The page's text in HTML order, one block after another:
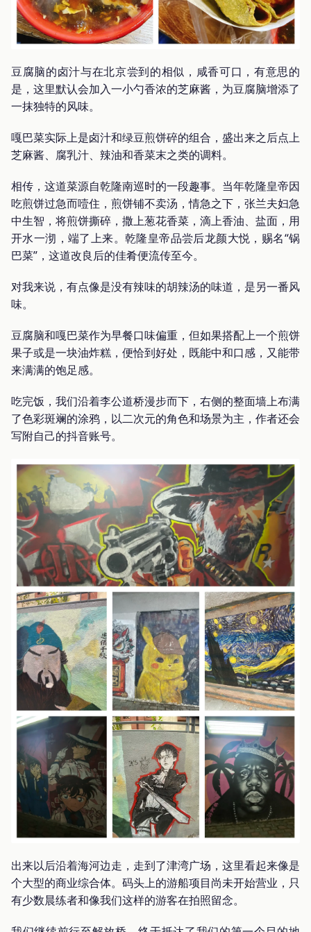
豆腐脑的卤汁与在北京尝到的相似，咸香可口，有意思的
是，这里默认会加入一小勺香浓的芝麻酱，为豆腐脑增添了
一抹独特的风味。
嘎巴菜实际上是卤汁和绿豆煎饼碎的组合，盛出来之后点上
芝麻酱、腐乳汁、辣油和香菜末之类的调料。
相传，这道菜源自乾隆南巡时的一段趣事。当年乾隆皇帝因
吃煎饼过急而噎住，煎饼铺不卖汤，情急之下，张兰夫妇急
中生智，将煎饼撕碎，撒上葱花香菜，滴上香油、盐面，用
开水一沏，端了上来。乾隆皇帝品尝后龙颜大悦，赐名“锅
巴菜”，这道改良后的佳肴便流传至今。
对我来说，有点像是没有辣味的胡辣汤的味道，是另一番风
味。
豆腐脑和嘎巴菜作为早餐口味偏重，但如果搭配上一个煎饼
果子或是一块油炸糕，便恰到好处，既能中和口感，又能带
来满满的饱足感。
吃完饭，我们沿着李公道桥漫步而下，右侧的整面墙上布满
了色彩斑斓的涂鸦，以二次元的角色和场景为主，作者还会
写附自己的抖音账号。
出来以后沿着海河边走，走到了津湾广场，这里看起来像是
个大型的商业综合体。码头上的游船项目尚未开始营业，只
有少数晨练者和像我们这样的游客在拍照留念。